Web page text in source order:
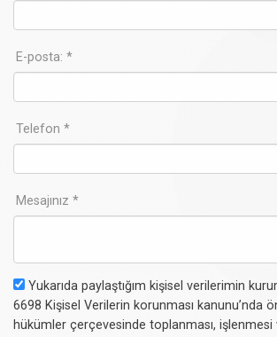
E-posta: *
Telefon *
Mesajınız *
Yukarıda paylaştığım kişisel verilerimin
6698 Kişisel Verilerin korunması kanunu’nda
hükümler çerçevesinde toplanması, işlenmesi